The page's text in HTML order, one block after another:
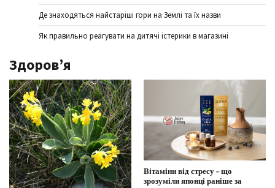
Де знаходяться найстаріші гори на Землі та їх назви
Як правильно реагувати на дитячі істерики в магазині
Здоров’я
Вітаміни від стресу – що
зрозуміли японці раніше за